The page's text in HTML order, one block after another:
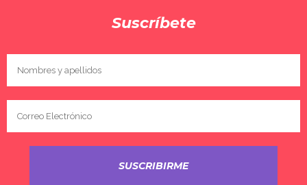
Suscríbete